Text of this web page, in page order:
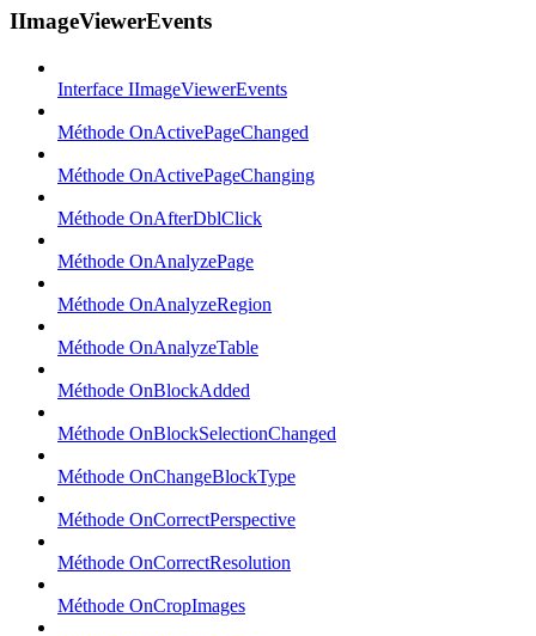
IImageViewerEvents
Interface IImageViewerEvents
Méthode OnActivePageChanged
Méthode OnActivePageChanging
Méthode OnAfterDblClick
Méthode OnAnalyzePage
Méthode OnAnalyzeRegion
Méthode OnAnalyzeTable
Méthode OnBlockAdded
Méthode OnBlockSelectionChanged
Méthode OnChangeBlockType
Méthode OnCorrectPerspective
Méthode OnCorrectResolution
Méthode OnCropImages